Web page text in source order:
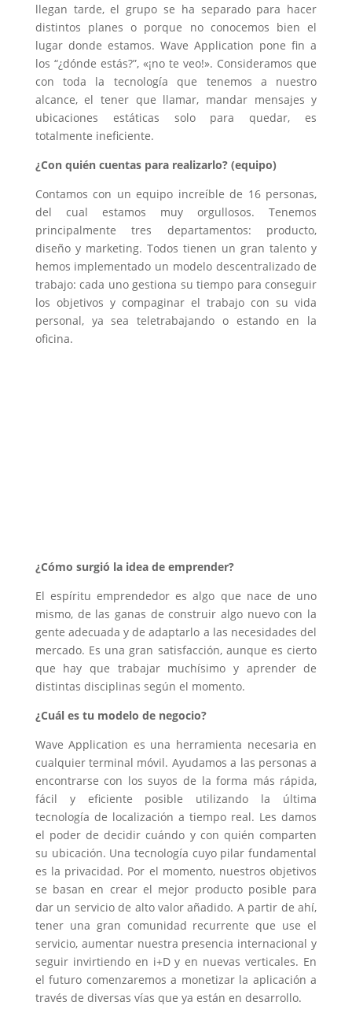
llegan tarde, el grupo se ha separado para hacer
distintos planes o porque no conocemos bien el
lugar donde estamos. Wave Application pone fin a
los “¿dónde estás?”, «¡no te veo!». Consideramos que
con toda la tecnología que tenemos a nuestro
alcance, el tener que llamar, mandar mensajes y
ubicaciones estáticas solo para quedar, es
totalmente ineficiente.
¿Con quién cuentas para realizarlo? (equipo)
Contamos con un equipo increíble de 16 personas,
del cual estamos muy orgullosos. Tenemos
principalmente tres departamentos: producto,
diseño y marketing. Todos tienen un gran talento y
hemos implementado un modelo descentralizado de
trabajo: cada uno gestiona su tiempo para conseguir
los objetivos y compaginar el trabajo con su vida
personal, ya sea teletrabajando o estando en la
oficina.
¿Cómo surgió la idea de emprender?
El espíritu emprendedor es algo que nace de uno
mismo, de las ganas de construir algo nuevo con la
gente adecuada y de adaptarlo a las necesidades del
mercado. Es una gran satisfacción, aunque es cierto
que hay que trabajar muchísimo y aprender de
distintas disciplinas según el momento.
¿Cuál es tu modelo de negocio?
Wave Application es una herramienta necesaria en
cualquier terminal móvil. Ayudamos a las personas a
encontrarse con los suyos de la forma más rápida,
fácil y eficiente posible utilizando la última
tecnología de localización a tiempo real. Les damos
el poder de decidir cuándo y con quién comparten
su ubicación. Una tecnología cuyo pilar fundamental
es la privacidad. Por el momento, nuestros objetivos
se basan en crear el mejor producto posible para
dar un servicio de alto valor añadido. A partir de ahí,
tener una gran comunidad recurrente que use el
servicio, aumentar nuestra presencia internacional y
seguir invirtiendo en i+D y en nuevas verticales. En
el futuro comenzaremos a monetizar la aplicación a
través de diversas vías que ya están en desarrollo.